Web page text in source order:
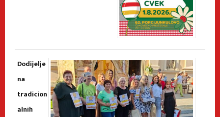
Dodijelje
na
tradicion
alnih